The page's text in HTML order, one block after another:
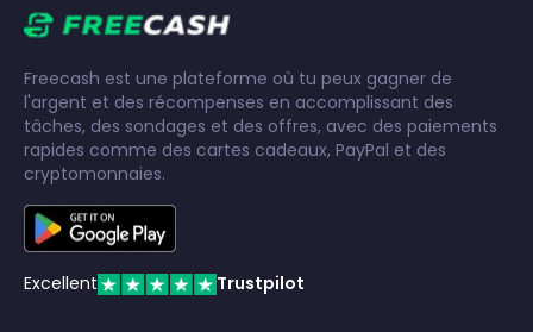
Freecash est une plateforme où tu peux gagner de
l'argent et des récompenses en accomplissant des
tâches, des sondages et des offres, avec des paiements
rapides comme des cartes cadeaux, PayPal et des
cryptomonnaies.
Excellent Trustpilot